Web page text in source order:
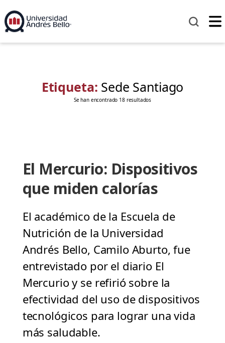
Etiqueta: Sede Santiago
Se han encontrado 18 resultados
El Mercurio: Dispositivos
que miden calorías
El académico de la Escuela de
Nutrición de la Universidad
Andrés Bello, Camilo Aburto, fue
entrevistado por el diario El
Mercurio y se refirió sobre la
efectividad del uso de dispositivos
tecnológicos para lograr una vida
más saludable.